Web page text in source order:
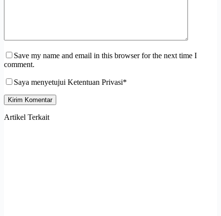
Save my name and email in this browser for the next time I
comment.
Saya menyetujui Ketentuan Privasi*
Kirim Komentar
Artikel Terkait